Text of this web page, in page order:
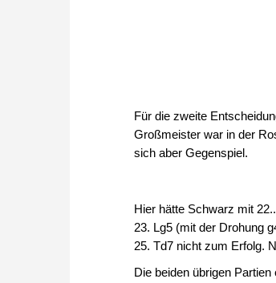
Für die zweite
Großmeister war in der
sich aber Gegenspiel.
Hier hätte Schwarz mit
23. Lg5 (mit der Drohung
25. Td7 nicht zum Erfolg.
Die beiden übrigen